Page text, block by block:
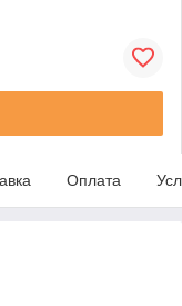
Оплата